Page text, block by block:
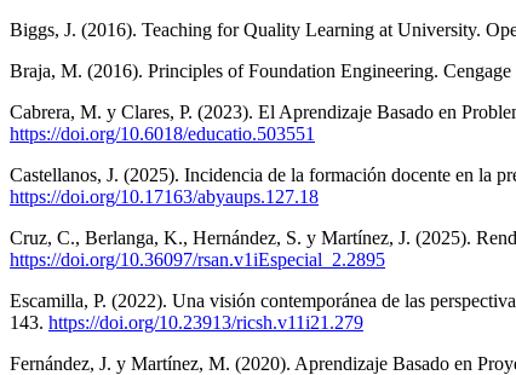
Biggs, J. (2016). Teaching for Quality Learning at University.
Braja, M. (2016). Principles of Foundation Engineering. Cengage
Cabrera, M. y Clares, P. (2023). El Aprendizaje Basado en
https://doi.org/10.6018/educatio.503551
Castellanos, J. (2025). Incidencia de la formación docente en la
https://doi.org/10.17163/abyaups.127.18
Cruz, C., Berlanga, K., Hernández, S. y Martínez, J. (2025).
https://doi.org/10.36097/rsan.v1iEspecial_2.2895
Escamilla, P. (2022). Una visión contemporánea de las
143. https://doi.org/10.23913/ricsh.v11i21.279
Fernández, J. y Martínez, M. (2020). Aprendizaje Basado en